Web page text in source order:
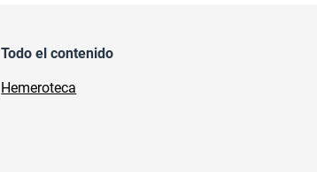
Todo el contenido
Hemeroteca